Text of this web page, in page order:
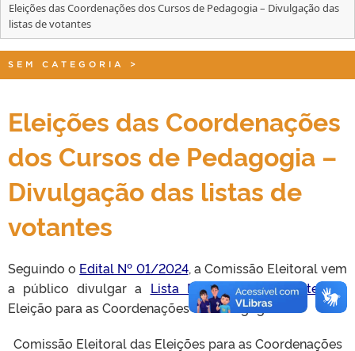
Eleições das Coordenações dos Cursos de Pedagogia – Divulgação das
listas de votantes
SEM CATEGORIA >
Eleições das Coordenações
dos Cursos de Pedagogia –
Divulgação das listas de
votantes
Seguindo o Edital Nº 01/2024, a Comissão Eleitoral vem
a público divulgar a Lista Definitivade Votantesna
Eleição para as Coordenações da Pedagogia.
Comissão Eleitoral das Eleições para as Coordenações